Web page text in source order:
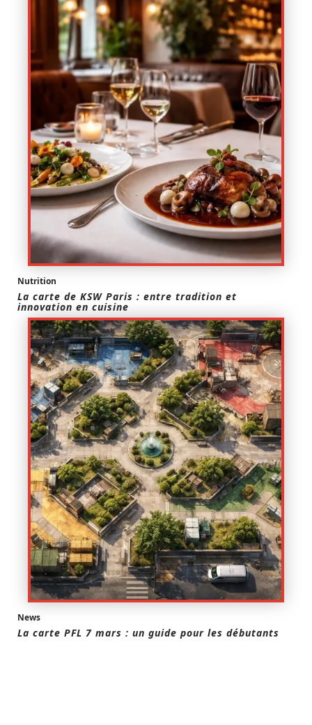
Nutrition
La carte de KSW Paris : entre tradition et
innovation en cuisine
News
La carte PFL 7 mars : un guide pour les débutants